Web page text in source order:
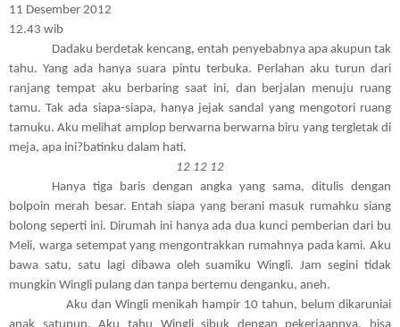
11 Desember 2012
12.43 wib
Dadaku berdetak kencang, entah penyebabnya apa akupun tak
tahu. Yang ada hanya suara pintu terbuka. Perlahan aku turun dari
ranjang tempat aku berbaring saat ini, dan berjalan menuju ruang
tamu. Tak ada siapa-siapa, hanya jejak sandal yang mengotori ruang
tamuku. Aku melihat amplop berwarna berwarna biru yang tergletak di
meja, apa ini?batinku dalam hati.
12 12 12
Hanya tiga baris dengan angka yang sama, ditulis dengan
bolpoin merah besar. Entah siapa yang berani masuk rumahku siang
bolong seperti ini. Dirumah ini hanya ada dua kunci pemberian dari bu
Meli, warga setempat yang mengontrakkan rumahnya pada kami. Aku
bawa satu, satu lagi dibawa oleh suamiku Wingli. Jam segini tidak
mungkin Wingli pulang dan tanpa bertemu denganku, aneh.
Aku dan Wingli menikah hampir 10 tahun, belum dikaruniai